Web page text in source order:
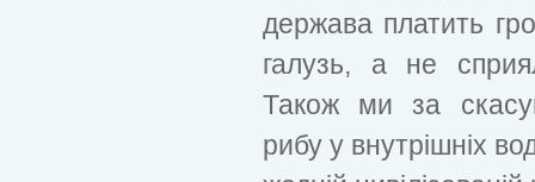
держава платить
галузь, а не
Також ми за
рибу у внутрішніх